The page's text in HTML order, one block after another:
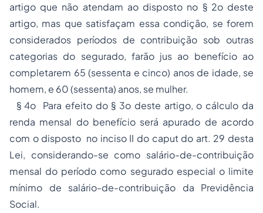
artigo que não atendam ao disposto no § 2o deste
artigo, mas que satisfaçam essa condição, se forem
considerados períodos de contribuição sob outras
categorias do segurado, farão jus ao benefício ao
completarem 65 (sessenta e cinco) anos de idade, se
homem, e 60 (sessenta) anos, se mulher.
§ 4o Para efeito do § 3o deste artigo, o cálculo da
renda mensal do benefício será apurado de acordo
com o disposto no inciso II do caput do art. 29 desta
Lei, considerando-se como salário-de-contribuição
mensal do período como segurado especial o limite
mínimo de salário-de-contribuição da Previdência
Social.